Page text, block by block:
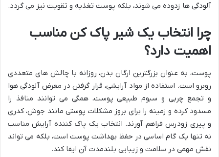
آلودگی ها زدوده می شوند، بلکه پوست تغذیه و تقویت نیز می گردد.
چرا انتخاب یک شیر پاک کن مناسب
اهمیت دارد؟
پوست، به عنوان بزرگترین ارگان بدن، روزانه با چالش های متعددی
روبرو است. استفاده از مواد آرایشی، قرار گرفتن در معرض آلودگی هوا
و تجمع چربی و سبوم طبیعی پوست، همگی می توانند منافذ را
مسدود کرده و زمینه را برای بروز مشکلات پوستی مانند جوش، کدری
و پیری زودرس فراهم آورند. انتخاب یک پاک کننده آرایش مناسب
نه تنها یک گام اساسی در حفظ بهداشت پوست است، بلکه می تواند
نقش مهمی در سلامت و زیبایی بلندمدت آن ایفا کند.